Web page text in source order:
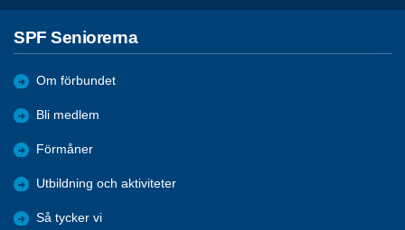
SPF Seniorerna
Om förbundet
Bli medlem
Förmåner
Utbildning och aktiviteter
Så tycker vi